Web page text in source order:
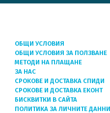
ОБЩИ УСЛОВИЯ
ОБЩИ УСЛОВИЯ ЗА ПОЛЗВАНЕ
МЕТОДИ НА ПЛАЩАНЕ
ЗА НАС
СРОКОВЕ И ДОСТАВКА СПИДИ
СРОКОВЕ И ДОСТАВКА ЕКОНТ
БИСКВИТКИ В САЙТА
ПОЛИТИКА ЗА ЛИЧНИТЕ ДАННИ